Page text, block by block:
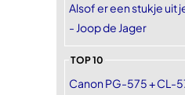
Alsof er een stukje uit
- Joop de Jager
TOP 10
Canon PG-575 + CL-